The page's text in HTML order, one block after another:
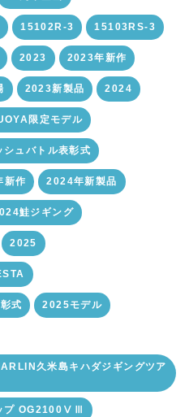
15102R-3 15103RS-3
2023 2023年新作
2023新製品 2024
限定モデル
ュバトル表彰式
新作 2024年新製品
鮭ジギング
2025
式 2025モデル
久米島キハダジギングツア
プ OG2100ⅤⅢ